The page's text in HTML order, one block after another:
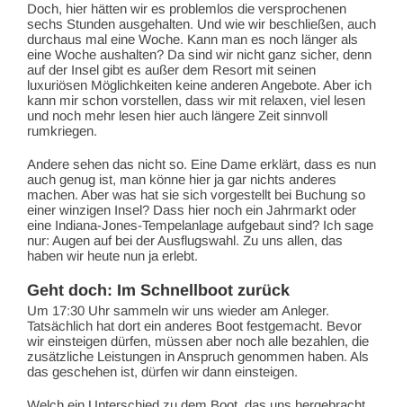
Doch, hier hätten wir es problemlos die versprochenen
sechs Stunden ausgehalten. Und wie wir beschließen, auch
durchaus mal eine Woche. Kann man es noch länger als
eine Woche aushalten? Da sind wir nicht ganz sicher, denn
auf der Insel gibt es außer dem Resort mit seinen
luxuriösen Möglichkeiten keine anderen Angebote. Aber ich
kann mir schon vorstellen, dass wir mit relaxen, viel lesen
und noch mehr lesen hier auch längere Zeit sinnvoll
rumkriegen.
Andere sehen das nicht so. Eine Dame erklärt, dass es nun
auch genug ist, man könne hier ja gar nichts anderes
machen. Aber was hat sie sich vorgestellt bei Buchung so
einer winzigen Insel? Dass hier noch ein Jahrmarkt oder
eine Indiana-Jones-Tempelanlage aufgebaut sind? Ich sage
nur: Augen auf bei der Ausflugswahl. Zu uns allen, das
haben wir heute nun ja erlebt.
Geht doch: Im Schnellboot zurück
Um 17:30 Uhr sammeln wir uns wieder am Anleger.
Tatsächlich hat dort ein anderes Boot festgemacht. Bevor
wir einsteigen dürfen, müssen aber noch alle bezahlen, die
zusätzliche Leistungen in Anspruch genommen haben. Als
das geschehen ist, dürfen wir dann einsteigen.